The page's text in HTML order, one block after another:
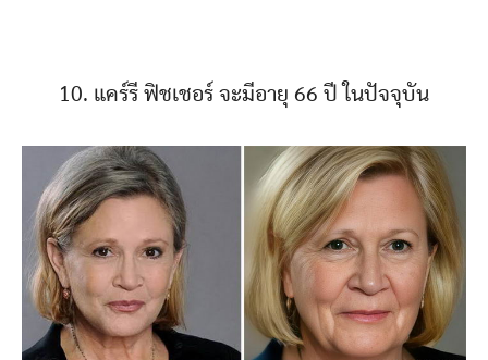
10. แคร์รี ฟิชเชอร์ จะมีอายุ 66 ปี ในปัจจุบัน